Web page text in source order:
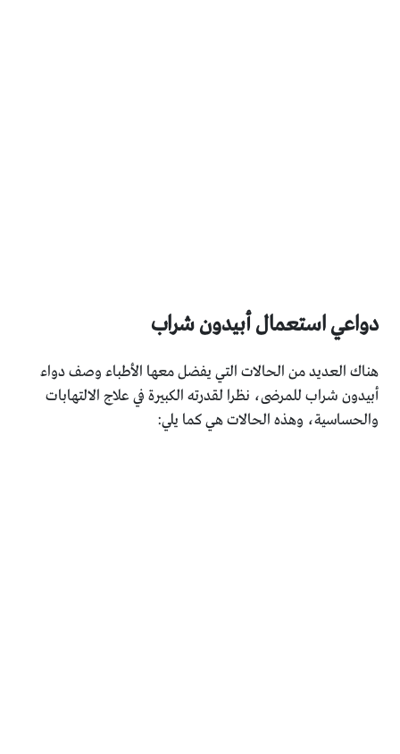
دواعي استعمال أبيدون شراب
هناك العديد من الحالات التي يفضل معها الأطباء وصف دواء
أبيدون شراب للمرضى، نظرا لقدرته الكبيرة في علاج الالتهابات
والحساسية، وهذه الحالات هي كما يلي: